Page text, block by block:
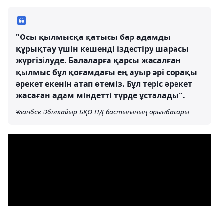
"Осы қылмысқа қатысы бар адамды
құрықтау үшін кешенді іздестіру шарасы
жүргізілуде. Балаларға қарсы жасалған
қылмыс бұл қоғамдағы ең ауыр әрі сорақы
әрекет екенін атап өтеміз. Бұл теріс әрекет
жасаған адам міндетті түрде ұсталады".
Ұланбек Әбілхайыр БҚО ПД бастығының орынбасары